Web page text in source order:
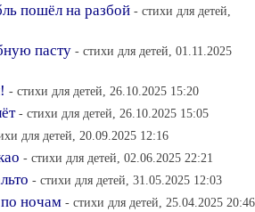
пошёл на разбой - стихи для детей,
пасту - стихи для детей, 01.11.2025
- стихи для детей, 26.10.2025 15:20
- стихи для детей, 26.10.2025 15:05
для детей, 20.09.2025 12:16
- стихи для детей, 02.06.2025 22:21
- стихи для детей, 31.05.2025 12:03
ночам - стихи для детей, 25.04.2025 20:46